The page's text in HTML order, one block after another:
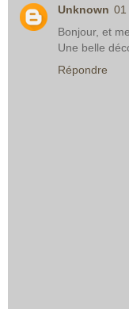
Unknown 01
Bonjour, et
Une belle
Répondre